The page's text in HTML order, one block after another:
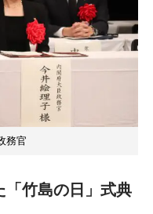
務官
「竹島の日」式典